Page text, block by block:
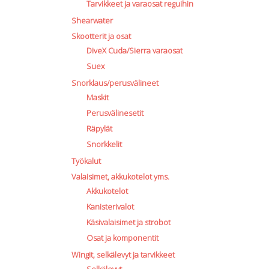
Tarvikkeet ja varaosat reguihin
Shearwater
Skootterit ja osat
DiveX Cuda/Sierra varaosat
Suex
Snorklaus/perusvälineet
Maskit
Perusvälinesetit
Räpylät
Snorkkelit
Työkalut
Valaisimet, akkukotelot yms.
Akkukotelot
Kanisterivalot
Käsivalaisimet ja strobot
Osat ja komponentit
Wingit, selkälevyt ja tarvikkeet